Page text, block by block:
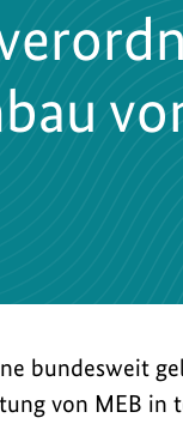
bundesweit
von MEB in